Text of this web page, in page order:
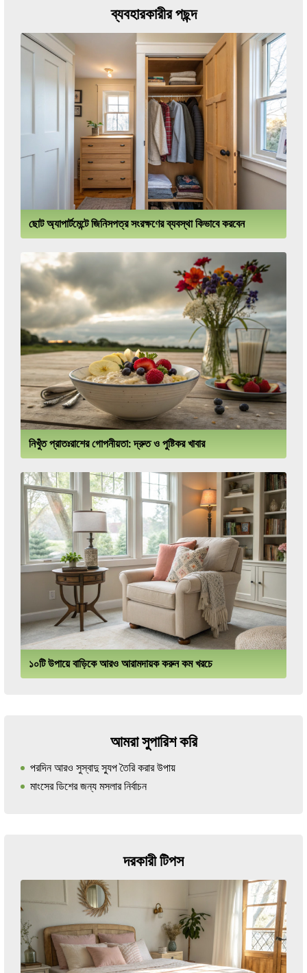
ব্যবহারকারীর পছন্দ
ছোট অ্যাপার্টমেন্টে জিনিসপত্র সংরক্ষণের ব্যবস্থা কিভাবে করবেন
নিখুঁত প্রাতঃরাশের গোপনীয়তা: দ্রুত ও পুষ্টিকর খাবার
১০টি উপায়ে বাড়িকে আরও আরামদায়ক করুন কম খরচে
আমরা সুপারিশ করি
পরদিন আরও সুস্বাদু স্যুপ তৈরি করার উপায়
মাংসের ডিশের জন্য মসলার নির্বাচন
দরকারী টিপস